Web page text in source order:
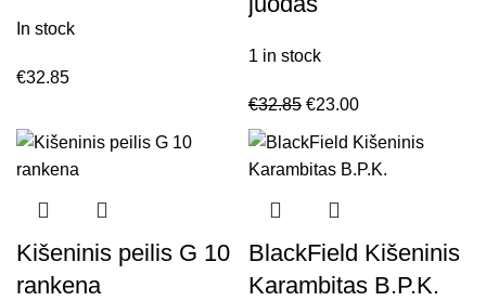
In stock
€32.85
1 in stock
€32.85 €23.00
Kišeninis peilis G 10
rankena
BlackField Kišeninis
Karambitas B.P.K.